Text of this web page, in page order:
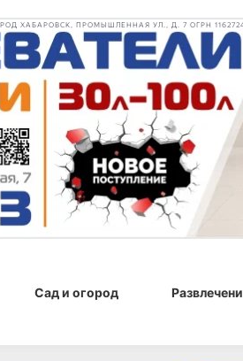
ХАБАРОВСК, ПРОМЫШЛЕННАЯ УЛ., Д. 7 ОГРН
Сад и огород